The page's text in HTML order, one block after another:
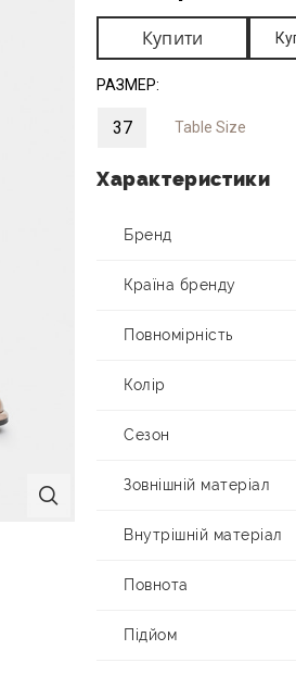
Купити
РАЗМЕР:
37 Table Size
Характеристики
Бренд
Країна бренду
Повномірність
Колір
Сезон
Зовнішній матеріал
Внутрішній матеріал
Повнота
Підйом